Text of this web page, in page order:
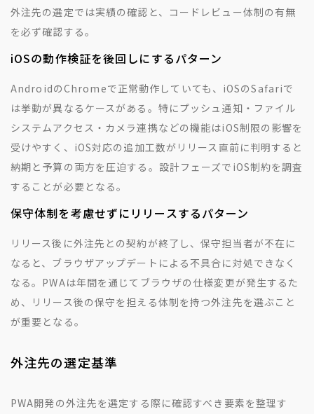
外注先の選定では実績の確認と、コードレビュー体制の有無
を必ず確認する。
iOSの動作検証を後回しにするパターン
AndroidのChromeで正常動作していても、iOSのSafariで
は挙動が異なるケースがある。特にプッシュ通知・ファイル
システムアクセス・カメラ連携などの機能はiOS制限の影響を
受けやすく、iOS対応の追加工数がリリース直前に判明すると
納期と予算の両方を圧迫する。設計フェーズでiOS制約を調査
することが必要となる。
保守体制を考慮せずにリリースするパターン
リリース後に外注先との契約が終了し、保守担当者が不在に
なると、ブラウザアップデートによる不具合に対処できなく
なる。PWAは年間を通じてブラウザの仕様変更が発生するた
め、リリース後の保守を担える体制を持つ外注先を選ぶこと
が重要となる。
外注先の選定基準
PWA開発の外注先を選定する際に確認すべき要素を整理す